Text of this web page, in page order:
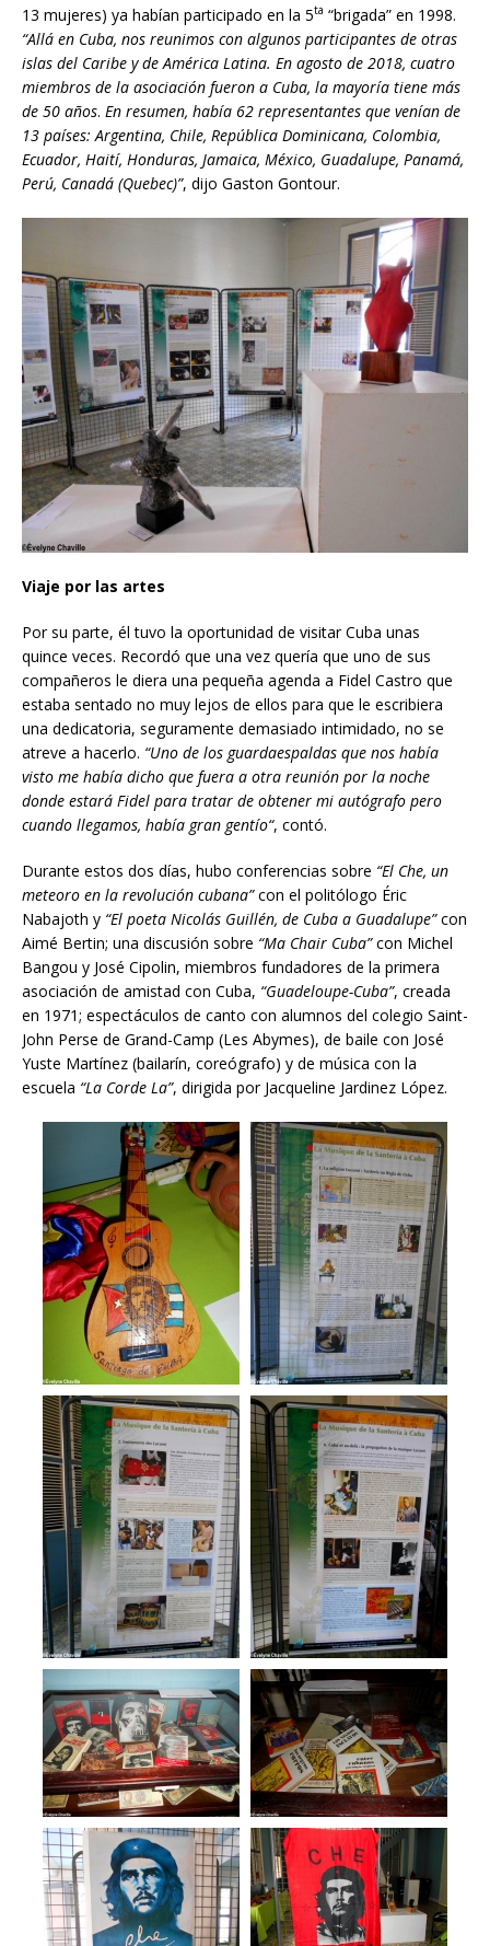
13 mujeres) ya habían participado en la 5ta “brigada” en 1998.
“Allá en Cuba, nos reunimos con algunos participantes de otras
islas del Caribe y de América Latina. En agosto de 2018, cuatro
miembros de la asociación fueron a Cuba, la mayoría tiene más
de 50 años. En resumen, había 62 representantes que venían de
13 países: Argentina, Chile, República Dominicana, Colombia,
Ecuador, Haití, Honduras, Jamaica, México, Guadalupe, Panamá,
Perú, Canadá (Quebec)”, dijo Gaston Gontour.
Viaje por las artes
Por su parte, él tuvo la oportunidad de visitar Cuba unas
quince veces. Recordó que una vez quería que uno de sus
compañeros le diera una pequeña agenda a Fidel Castro que
estaba sentado no muy lejos de ellos para que le escribiera
una dedicatoria, seguramente demasiado intimidado, no se
atreve a hacerlo. “Uno de los guardaespaldas que nos había
visto me había dicho que fuera a otra reunión por la noche
donde estará Fidel para tratar de obtener mi autógrafo pero
cuando llegamos, había gran gentío“, contó.
Durante estos dos días, hubo conferencias sobre “El Che, un
meteoro en la revolución cubana”con el politólogo Éric
Nabajoth y “El poeta Nicolás Guillén, de Cuba a Guadalupe”con
Aimé Bertin; una discusión sobre “Ma Chair Cuba”con Michel
Bangou y José Cipolin, miembros fundadores de la primera
asociación de amistad con Cuba, “Guadeloupe-Cuba”, creada
en 1971; espectáculos de canto con alumnos del colegio Saint-
John Perse de Grand-Camp (Les Abymes), de baile con José
Yuste Martínez (bailarín, coreógrafo) y de música con la
escuela “La Corde La”, dirigida por Jacqueline Jardinez López.